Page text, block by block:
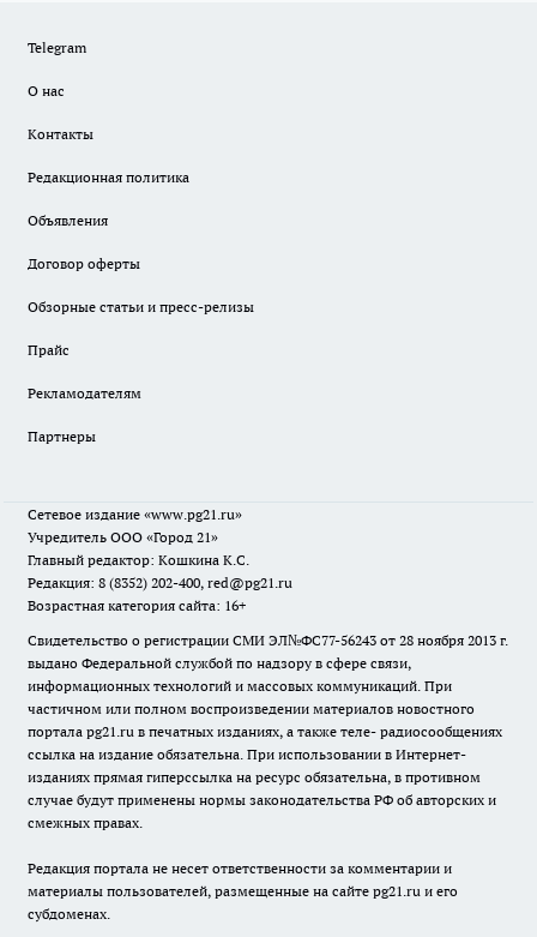
Telegram
О нас
Контакты
Редакционная политика
Объявления
Договор оферты
Обзорные статьи и пресс-релизы
Прайс
Рекламодателям
Партнеры
Сетевое издание «www.pg21.ru»
Учредитель ООО «Город 21»
Главный редактор: Кошкина К.С.
Редакция: 8 (8352) 202-400, red@pg21.ru
Возрастная категория сайта: 16+
Свидетельство о регистрации СМИ ЭЛ№ФС77-56243 от 28 ноября 2013 г.
выдано Федеральной службой по надзору в сфере связи,
информационных технологий и массовых коммуникаций. При
частичном или полном воспроизведении материалов новостного
портала pg21.ru в печатных изданиях, а также теле- радиосообщениях
ссылка на издание обязательна. При использовании в Интернет-
изданиях прямая гиперссылка на ресурс обязательна, в противном
случае будут применены нормы законодательства РФ об авторских и
смежных правах.
Редакция портала не несет ответственности за комментарии и
материалы пользователей, размещенные на сайте pg21.ru и его
субдоменах.